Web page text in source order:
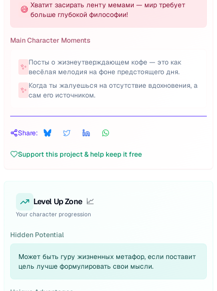
😅 Хватит засирать ленту мемами — мир требует
больше глубокой философии!
Main Character Moments
✨ Посты о жизнеутверждающем кофе — это как
весёлая мелодия на фоне предстоящего дня.
✨ Когда ты жалуешься на отсутствие вдохновения, а
сам его источником.
Share:
Support this project & help keep it free
Level Up Zone 📈
Your character progression
Hidden Potential
Может быть гуру жизненных метафор, если поставит
цель лучше формулировать свои мысли.